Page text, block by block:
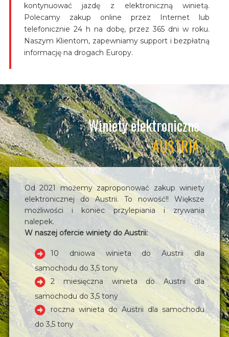
kontynuować jazdę z elektroniczną winietą.
Polecamy zakup online przez Internet lub
telefonicznie 24 h na dobę, przez 365 dni w roku.
Naszym Klientom, zapewniamy support i bezpłatną
informację na drogach Europy.
Winiety elektroniczne
AUSTRIA
Od 2021 możemy zaproponować zakup winiety
elektronicznej do Austrii. To nowość!! Większe
możliwości i koniec przylepiania i zrywania
nalepek.
W naszej ofercie winiety do Austrii:
10 dniowa winieta do Austrii dla
samochodu do 3,5 tony
2 miesięczna winieta do Austrii dla
samochodu do 3,5 tony
roczna winieta do Austrii dla samochodu
do 3,5 tony